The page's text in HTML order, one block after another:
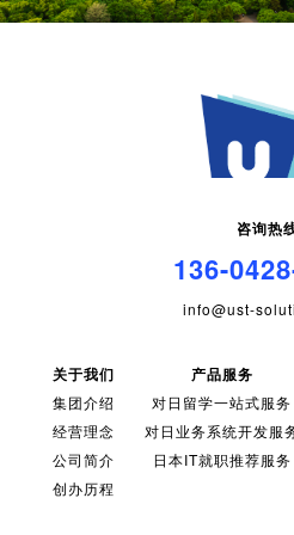
咨询热
136-
info@ust-
关于我们
集团介绍
经营理念
公司简介
创办历程
产品服务
对日留学一站式服务
对日业务系统开发服
日本IT就职推荐服务